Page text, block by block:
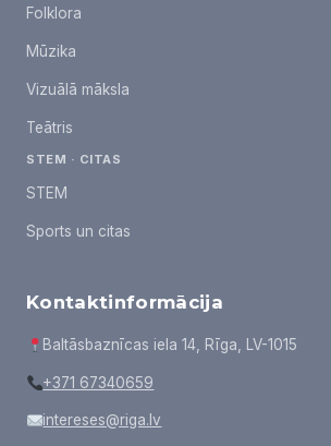
Folklora
Mūzika
Vizuālā māksla
Teātris
STEM · CITAS
STEM
Sports un citas
Kontaktinformācija
Baltāsbaznīcas iela 14, Rīga, LV-1015
+371 67340659
intereses@riga.lv